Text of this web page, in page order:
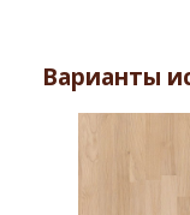
Варианты